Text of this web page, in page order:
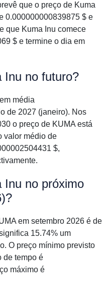
que o preço de Kuma
0.000000000839875 $ e
que Kuma Inu comece
$ e termine o dia em
Inu no futuro?
média
de 2027 (janeiro). Nos
o preço de KUMA está
valor médio de
$,
Inu no próximo
em setembro 2026 é de
15.74% um
O preço mínimo previsto
de tempo é
máximo é